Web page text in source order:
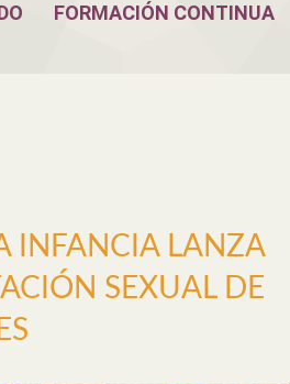
FORMACIÓN CONTINUA
INFANCIA LANZA
SEXUAL DE